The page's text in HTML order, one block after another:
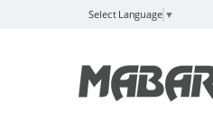
Select Language ▼